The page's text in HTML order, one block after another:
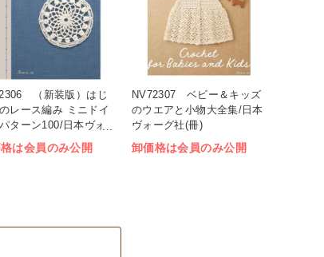
（新装版）はじ
レース編み ミニドイ
ターン100/日本ヴォ
(冊)
は会員のみ公開
NV72307 ベビー＆キッズ
のウエアと小物大全集/日本
ヴォーグ社(冊)
卸価格は会員のみ公開